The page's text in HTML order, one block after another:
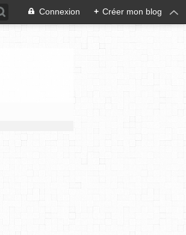
Connexion + Créer mon blog